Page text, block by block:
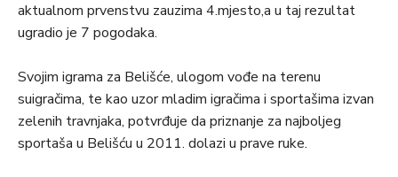
aktualnom prvenstvu zauzima 4.mjesto,a u taj rezultat
ugradio je 7 pogodaka.
Svojim igrama za Belišće, ulogom vođe na terenu
suigračima, te kao uzor mladim igračima i sportašima izvan
zelenih travnjaka, potvrđuje da priznanje za najboljeg
sportaša u Belišću u 2011. dolazi u prave ruke.